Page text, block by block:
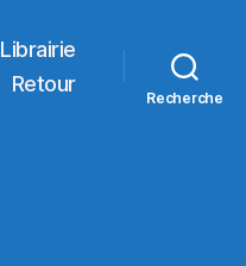
Librairie
Retour
Recherche